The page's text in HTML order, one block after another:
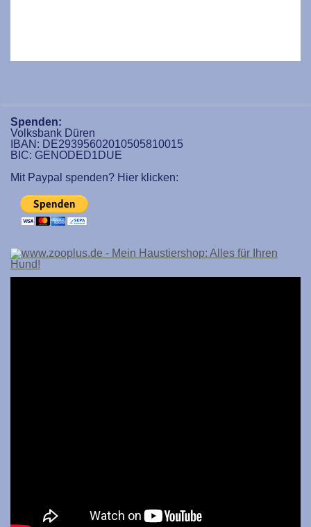
Spenden:
Volksbank Düren
IBAN: DE29395602010505810015
BIC: GENODED1DUE
Mit Paypal spenden? Hier klicken: